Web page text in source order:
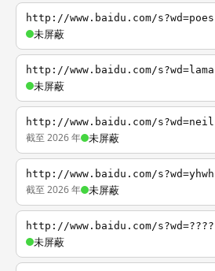
http://www.baidu.com/s?wd=poes
未屏蔽
http://www.baidu.com/s?wd=lama
未屏蔽
http://www.baidu.com/s?wd=neil
截至 2026 年 未屏蔽
http://www.baidu.com/s?wd=yhwh
截至 2026 年 未屏蔽
http://www.baidu.com/s?wd=????
未屏蔽